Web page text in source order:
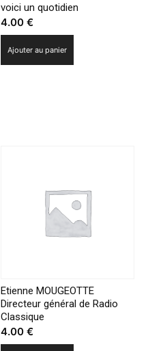
voici un quotidien
4.00€
Ajouter au panier
Etienne MOUGEOTTE
Directeur général de Radio
Classique
4.00€